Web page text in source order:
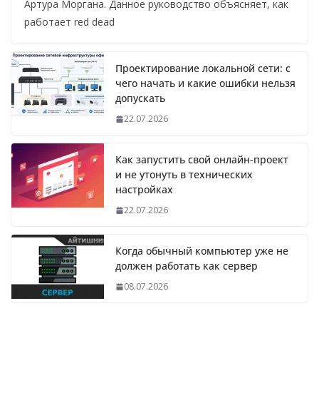
Артура Моргана. Данное руководство объясняет, как
работает red dead
Проектирование локальной сети: с
чего начать и какие ошибки нельзя
допускать
22.07.2026
Как запустить свой онлайн-проект
и не утонуть в технических
настройках
22.07.2026
Когда обычный компьютер уже не
должен работать как сервер
08.07.2026